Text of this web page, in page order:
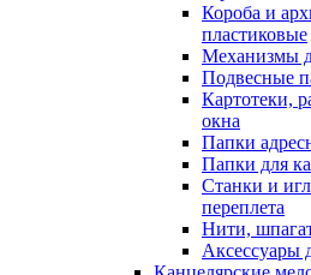
Короба и
пластиковые
Механизмы
Подвесные
Картотеки,
окна
Папки
Папки для
Станки и
переплета
Нити,
Аксессуары